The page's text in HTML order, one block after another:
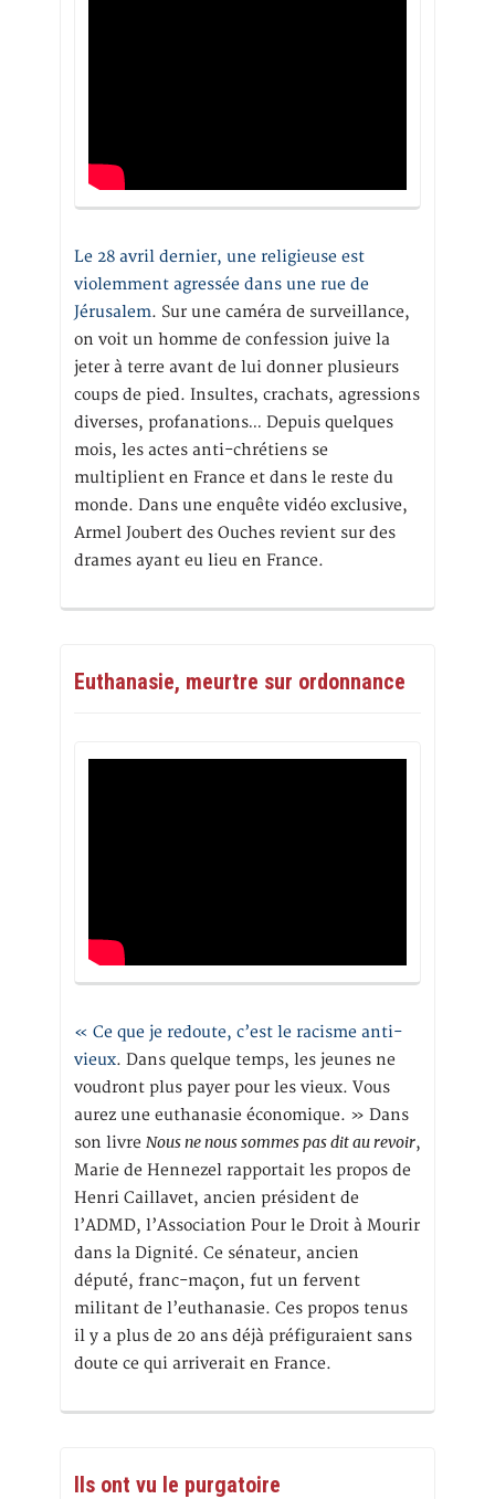
Le 28 avril dernier, une religieuse est
violemment agressée dans une rue de
Jérusalem. Sur une caméra de surveillance,
on voit un homme de confession juive la
jeter à terre avant de lui donner plusieurs
coups de pied. Insultes, crachats, agressions
diverses, profanations… Depuis quelques
mois, les actes anti-chrétiens se
multiplient en France et dans le reste du
monde. Dans une enquête vidéo exclusive,
Armel Joubert des Ouches revient sur des
drames ayant eu lieu en France.
Euthanasie, meurtre sur ordonnance
« Ce que je redoute, c’est le racisme anti-
vieux. Dans quelque temps, les jeunes ne
voudront plus payer pour les vieux. Vous
aurez une euthanasie économique. » Dans
son livre Nous ne nous sommes pas dit au revoir,
Marie de Hennezel rapportait les propos de
Henri Caillavet, ancien président de
l’ADMD, l’Association Pour le Droit à Mourir
dans la Dignité. Ce sénateur, ancien
député, franc-maçon, fut un fervent
militant de l’euthanasie. Ces propos tenus
il y a plus de 20 ans déjà préfiguraient sans
doute ce qui arriverait en France.
Ils ont vu le purgatoire